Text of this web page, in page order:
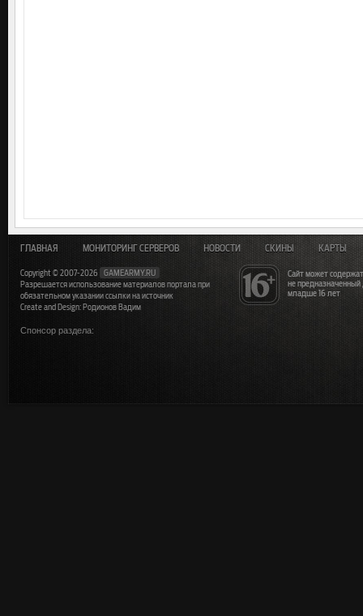
Сайт может
не
младше 16 лет
ГЛАВНАЯ МОНИТОРИНГ СЕРВЕРОВ НОВОСТИ СКИНЫ КАРТЫ
Copyright © 2007-2026
GAMEARMY.RU
Разрешается использование материалов портала при
обязательном указании ссылки на источник
Create and Design: Родионов Вадим
Спонсор раздела: